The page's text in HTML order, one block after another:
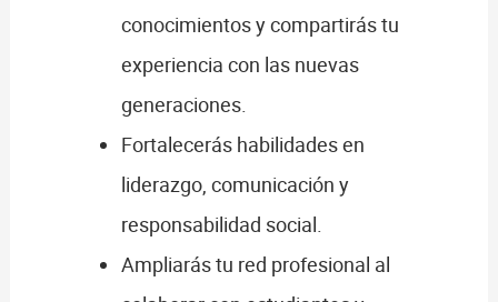
conocimientos y compartirás tu
experiencia con las nuevas
generaciones.
Fortalecerás habilidades en
liderazgo, comunicación y
responsabilidad social.
Ampliarás tu red profesional al